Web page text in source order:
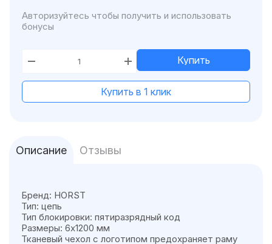
Авторизуйтесь чтобы получить и использовать
бонусы
Купить
Купить в 1 клик
Описание Отзывы
Бренд: HORST
Тип: цепь
Тип блокировки: пятиразрядный код
Размеры: 6х1200 мм
Тканевый чехол с логотипом предохраняет раму